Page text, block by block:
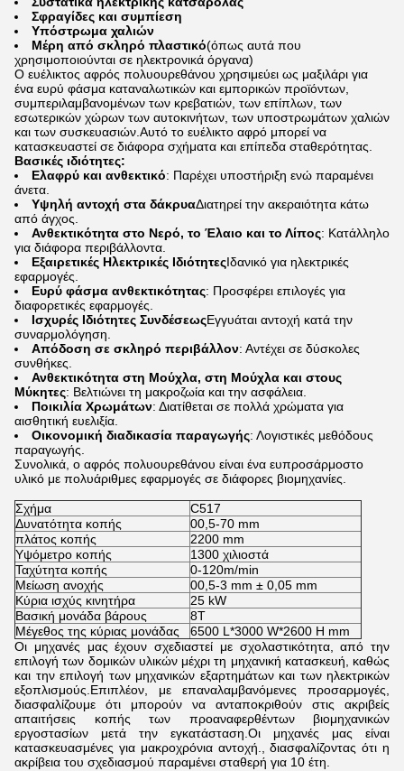
Σφραγίδες και συμπίεση
Υπόστρωμα χαλιών
Μέρη από σκληρό πλαστικό(όπως αυτά που
χρησιμοποιούνται σε ηλεκτρονικά όργανα)
Ο ευέλικτος αφρός πολυουρεθάνου χρησιμεύει ως μαξιλάρι για
ένα ευρύ φάσμα καταναλωτικών και εμπορικών προϊόντων,
συμπεριλαμβανομένων των κρεβατιών, των επίπλων, των
εσωτερικών χώρων των αυτοκινήτων, των υποστρωμάτων χαλιών
και των συσκευασιών.Αυτό το ευέλικτο αφρό μπορεί να
κατασκευαστεί σε διάφορα σχήματα και επίπεδα σταθερότητας.
Βασικές ιδιότητες:
Ελαφρύ και ανθεκτικό: Παρέχει υποστήριξη ενώ παραμένει
άνετα.
Υψηλή αντοχή στα δάκρυαΔιατηρεί την ακεραιότητα κάτω
από άγχος.
Ανθεκτικότητα στο Νερό, το Έλαιο και το Λίπος: Κατάλληλο
για διάφορα περιβάλλοντα.
Εξαιρετικές Ηλεκτρικές ΙδιότητεςΙδανικό για ηλεκτρικές
εφαρμογές.
Ευρύ φάσμα ανθεκτικότητας: Προσφέρει επιλογές για
διαφορετικές εφαρμογές.
Ισχυρές Ιδιότητες ΣυνδέσεωςΕγγυάται αντοχή κατά την
συναρμολόγηση.
Απόδοση σε σκληρό περιβάλλον: Αντέχει σε δύσκολες
συνθήκες.
Ανθεκτικότητα στη Μούχλα, στη Μούχλα και στους
Μύκητες: Βελτιώνει τη μακροζωία και την ασφάλεια.
Ποικιλία Χρωμάτων: Διατίθεται σε πολλά χρώματα για
αισθητική ευελιξία.
Οικονομική διαδικασία παραγωγής: Λογιστικές μεθόδους
παραγωγής.
Συνολικά, ο αφρός πολυουρεθάνου είναι ένα ευπροσάρμοστο
υλικό με πολυάριθμες εφαρμογές σε διάφορες βιομηχανίες.
Σχήμα
C517
Δυνατότητα κοπής
00,5-70 mm
πλάτος κοπής
2200 mm
Υψόμετρο κοπής
1300 χιλιοστά
Ταχύτητα κοπής
0-120m/min
Μείωση ανοχής
00,5-3 mm ± 0,05 mm
Κύρια ισχύς κινητήρα
25 kW
Βασική μονάδα βάρους
8Τ
Μέγεθος της κύριας μονάδας
6500 L*3000 W*2600 H mm
Οι μηχανές μας έχουν σχεδιαστεί με σχολαστικότητα, από την
επιλογή των δομικών υλικών μέχρι τη μηχανική κατασκευή, καθώς
και την επιλογή των μηχανικών εξαρτημάτων και των ηλεκτρικών
εξοπλισμούς.Επιπλέον, με επαναλαμβανόμενες προσαρμογές,
διασφαλίζουμε ότι μπορούν να ανταποκριθούν στις ακριβείς
απαιτήσεις κοπής των προαναφερθέντων βιομηχανικών
εργοστασίων μετά την εγκατάσταση.Οι μηχανές μας είναι
κατασκευασμένες για μακροχρόνια αντοχή., διασφαλίζοντας ότι η
ακρίβεια του σχεδιασμού παραμένει σταθερή για 10 έτη.